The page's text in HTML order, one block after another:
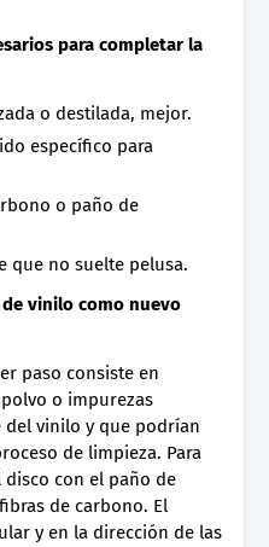
para completar la
o destilada, mejor.
específico para
o paño de
que no suelte pelusa.
vinilo como nuevo
paso consiste en
o impurezas
del vinilo y que podrían
de limpieza. Para
con el paño de
de carbono. El
y en la dirección de las